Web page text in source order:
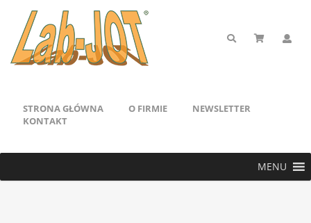
STRONA GŁÓWNA O FIRMIE
NEWSLETTER
KONTAKT
MENU